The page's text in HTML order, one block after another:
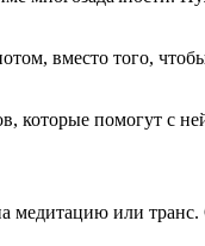
вместо того,
помогут с ней
или